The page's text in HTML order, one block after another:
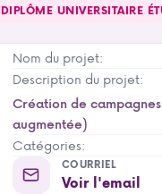
DIPLÔME UNIVERSITAIRE
Nom du projet:
Description du projet:
Création de
augmentée)
Catégories:
COURRIEL
Voir l'email